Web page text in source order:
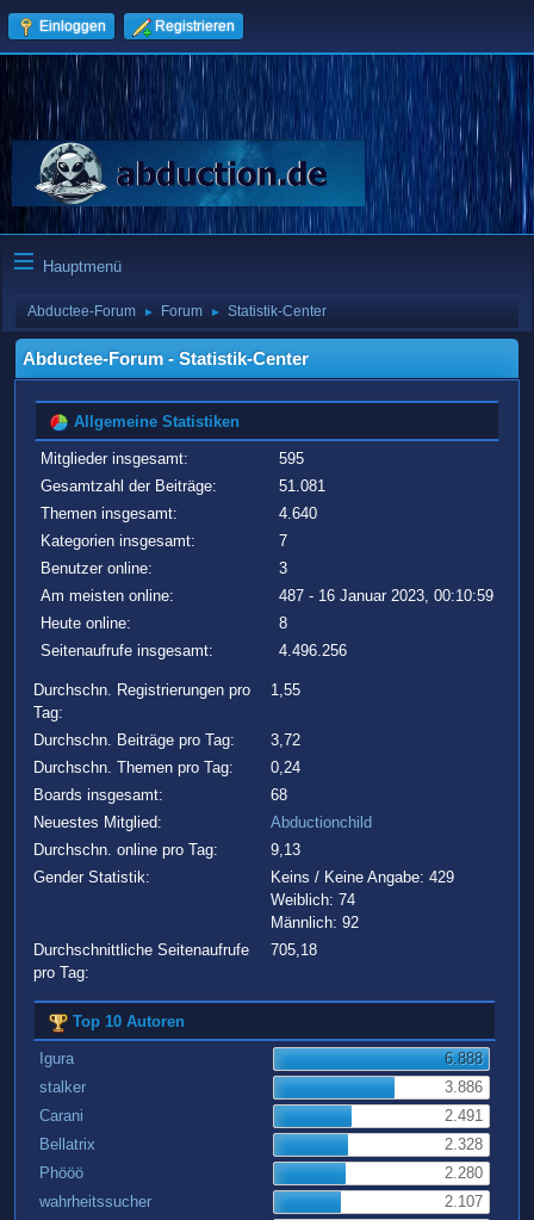
Einloggen Registrieren
Hauptmenü
Abductee-Forum ► Forum ► Statistik-Center
Abductee-Forum - Statistik-Center
Allgemeine Statistiken
Mitglieder insgesamt:
595
Gesamtzahl der Beiträge:
51.081
Themen insgesamt:
4.640
Kategorien insgesamt:
7
Benutzer online:
3
Am meisten online:
487 - 16 Januar 2023, 00:10:59
Heute online:
8
Seitenaufrufe insgesamt:
4.496.256
Durchschn. Registrierungen pro
Tag:
1,55
Durchschn. Beiträge pro Tag:
3,72
Durchschn. Themen pro Tag:
0,24
Boards insgesamt:
68
Neuestes Mitglied:
Abductionchild
Durchschn. online pro Tag:
9,13
Gender Statistik:
Keins / Keine Angabe: 429
Weiblich: 74
Männlich: 92
Durchschnittliche Seitenaufrufe
pro Tag:
705,18
Top 10 Autoren
Igura
6.888
stalker
3.886
Carani
2.491
Bellatrix
2.328
Phööö
2.280
wahrheitssucher
2.107